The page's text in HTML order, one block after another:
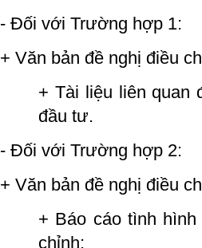
- Đối với Trường hợp 1:
+ Văn bản đề nghị điều
+ Tài liệu liên quan
đầu tư.
- Đối với Trường hợp 2:
+ Văn bản đề nghị điều
+ Báo cáo tình
chỉnh;